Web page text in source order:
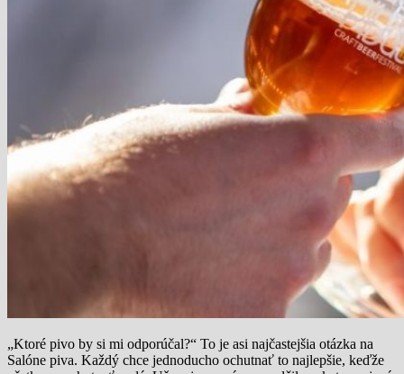
„Ktoré pivo by si mi odporúčal?“ To je asi najčastejšia otázka na
Salóne piva. Každý chce jednoducho ochutnať to najlepšie, keďže